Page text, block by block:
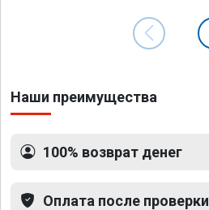
Наши преимущества
100% возврат денег
Оплата после проверки